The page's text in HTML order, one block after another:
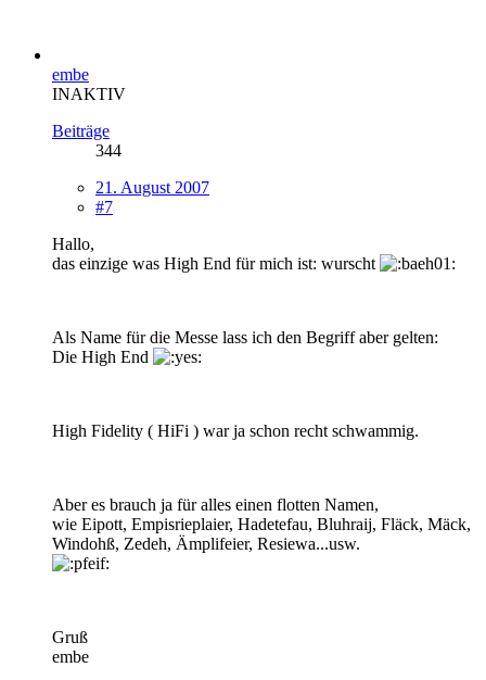
embe
INAKTIV
Beiträge
344
21. August 2007
#7
Hallo,
das einzige was High End für mich ist: wurscht
Als Name für die Messe lass ich den Begriff aber gelten:
Die High End
High Fidelity ( HiFi ) war ja schon recht schwammig.
Aber es brauch ja für alles einen flotten Namen,
wie Eipott, Empisrieplaier, Hadetefau, Bluhraij, Fläck, Mäck,
Windohß, Zedeh, Ämplifeier, Resiewa...usw.
Gruß
embe